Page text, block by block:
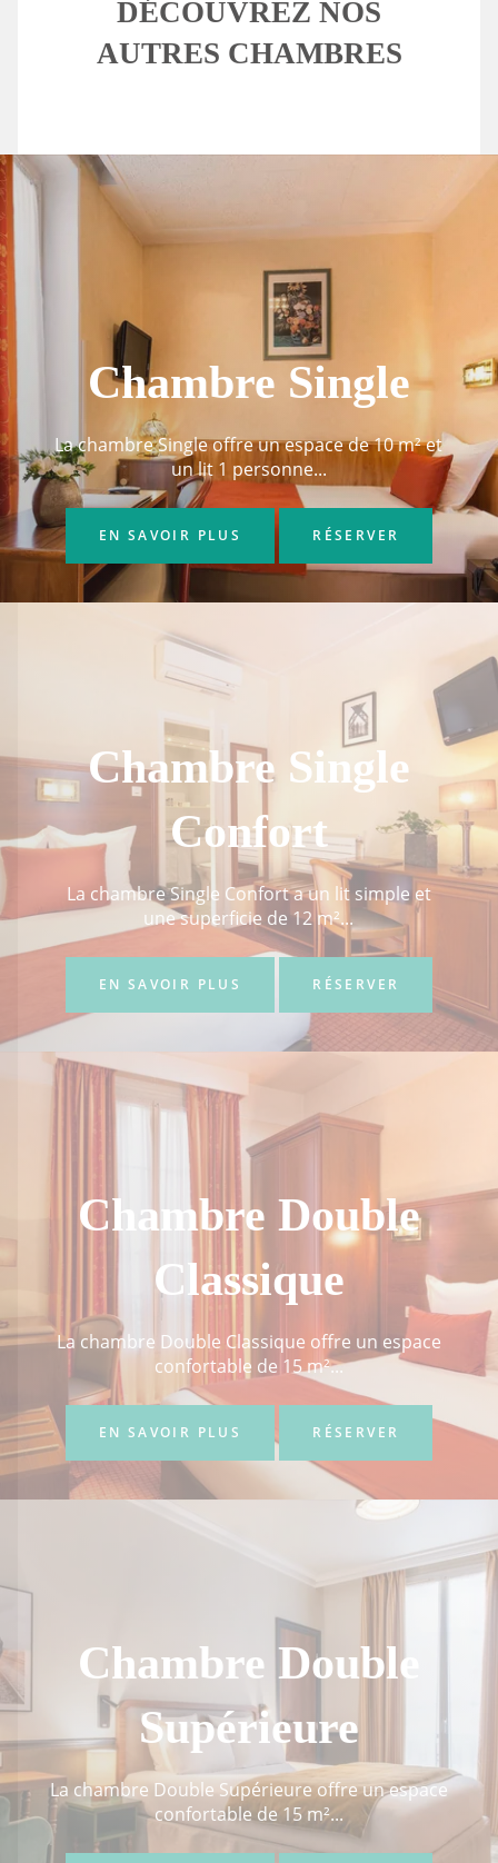
DÉCOUVREZ NOS
AUTRES CHAMBRES
Chambre Single
La chambre Single offre un espace de 10 m² et
un lit 1 personne...
EN SAVOIR PLUS RÉSERVER
Chambre Single
Confort
La chambre Single Confort a un lit simple et
une superficie de 12 m²...
EN SAVOIR PLUS RÉSERVER
Chambre Double
Classique
La chambre Double Classique offre un espace
confortable de 15 m²...
EN SAVOIR PLUS RÉSERVER
Chambre Double
Supérieure
La chambre Double Supérieure offre un espace
confortable de 15 m²...